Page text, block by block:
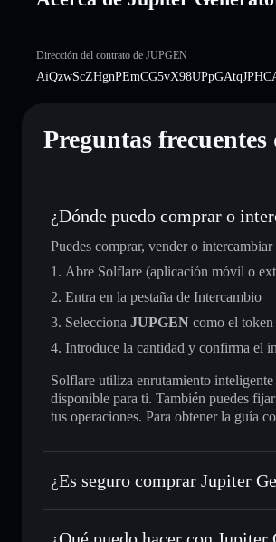
Dirección del contrato de JUPGEN
Preguntas
¿Dónde puedo comprar o
Puedes comprar, vender o intercambiar
Abre Solflare (aplicación móvil o
Entra en la pestaña de Intercambio
Selecciona JUPGEN como el token
Introduce la cantidad y confirma el
Solflare utiliza enrutamiento
disponible para ti. También puedes fijar
tus operaciones. Para obtener la guía
¿Es seguro comprar Jupiter
Jupiter Generator no está verificado